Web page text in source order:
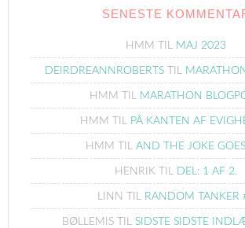
SENESTE
HMM TIL MAJ 2023
DEIRDREANNROBERTSTIL
HMM TIL MARATHON
HMM TIL PÅ KANTEN AF
HMM TIL AND THE JOKE
HENRIK TIL DEL: 1 AF 2.
LINN TIL RANDOM TANKER
BØLLEMISTIL SIDSTE SIDSTE